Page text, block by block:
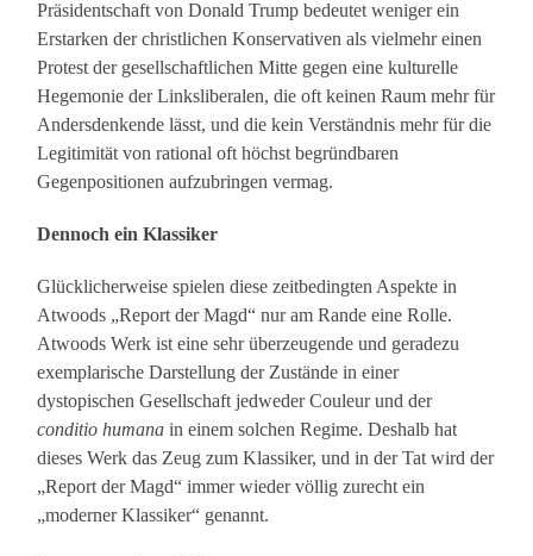
Präsidentschaft von Donald Trump bedeutet weniger ein
Erstarken der christlichen Konservativen als vielmehr einen
Protest der gesellschaftlichen Mitte gegen eine kulturelle
Hegemonie der Linksliberalen, die oft keinen Raum mehr für
Andersdenkende lässt, und die kein Verständnis mehr für die
Legitimität von rational oft höchst begründbaren
Gegenpositionen aufzubringen vermag.
Dennoch ein Klassiker
Glücklicherweise spielen diese zeitbedingten Aspekte in
Atwoods „Report der Magd“ nur am Rande eine Rolle.
Atwoods Werk ist eine sehr überzeugende und geradezu
exemplarische Darstellung der Zustände in einer
dystopischen Gesellschaft jedweder Couleur und der
conditio humana in einem solchen Regime. Deshalb hat
dieses Werk das Zeug zum Klassiker, und in der Tat wird der
„Report der Magd“ immer wieder völlig zurecht ein
„moderner Klassiker“ genannt.